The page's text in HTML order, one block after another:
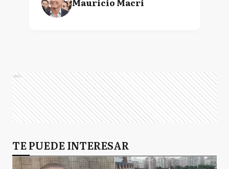
Ads
TE PUEDE INTERESAR